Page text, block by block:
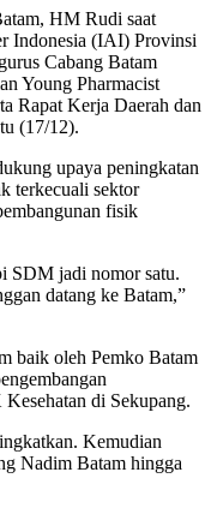
HM Rudi saat
Indonesia (IAI) Provinsi
Cabang Batam
Young Pharmacist
Rapat Kerja Daerah dan
(17/12).
upaya peningkatan
terkecuali sektor
fisik
SDM jadi nomor satu.
datang ke Batam,”
baik oleh Pemko Batam
di Sekupang.
Kemudian
Nadim Batam hingga